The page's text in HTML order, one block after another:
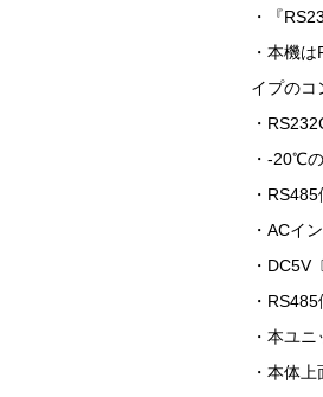
・『
・本機
イプのコ
・
・-20℃
・
・ACイ
・DC5V
・
・本ユ
・本体